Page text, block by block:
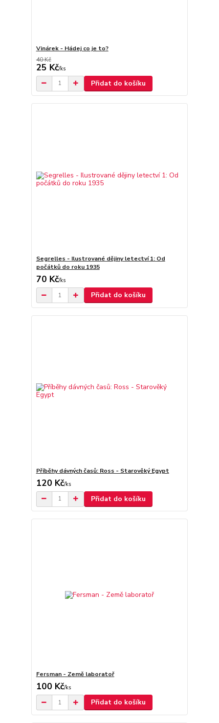
Vinárek - Hádej co je to?
40 Kč
25 Kč/ks
Přidat do košíku
Segrelles - Ilustrované dějiny letectví 1: Od
počátků do roku 1935
70 Kč/ks
Přidat do košíku
Příběhy dávných časů: Ross - Starověký Egypt
120 Kč/ks
Přidat do košíku
Fersman - Země laboratoř
100 Kč/ks
Přidat do košíku